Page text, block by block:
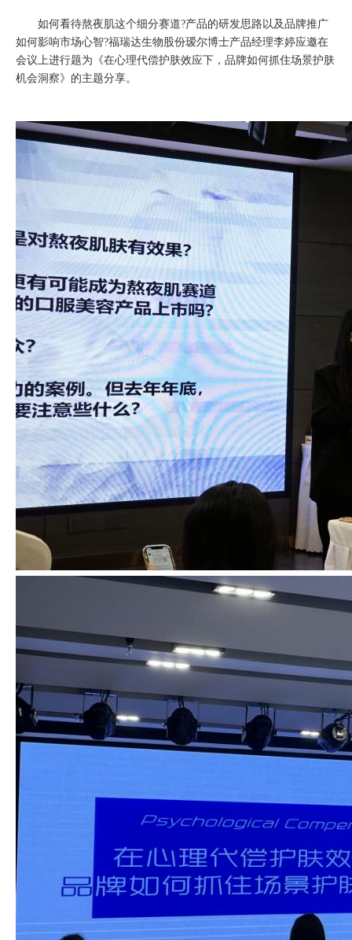
如何看待熬夜肌这个细分赛道?产品的研发思路以及品牌推广
如何影响市场心智?福瑞达生物股份瑷尔博士产品经理李婷应邀在
会议上进行题为《在心理代偿护肤效应下，品牌如何抓住场景护肤
机会洞察》的主题分享。